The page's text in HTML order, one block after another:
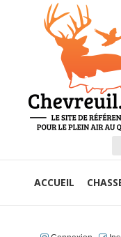
ACCUEIL